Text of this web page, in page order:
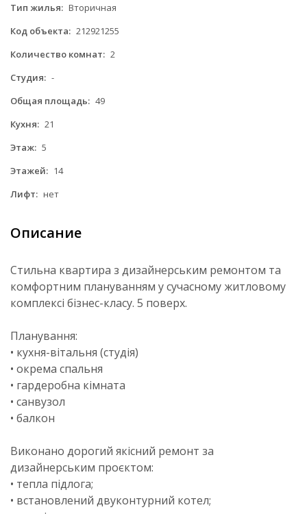
Тип жилья: Вторичная
Код объекта: 212921255
Количество комнат: 2
Студия: -
Общая площадь: 49
Кухня: 21
Этаж: 5
Этажей: 14
Лифт: нет
Описание
Стильна квартира з дизайнерським ремонтом та
комфортним плануванням у сучасному житловому
комплексі бізнес-класу. 5 поверх.
Планування:
• кухня-вітальня (студія)
• окрема спальня
• гардеробна кімната
• санвузол
• балкон
Виконано дорогий якісний ремонт за
дизайнерським проєктом:
• тепла підлога;
• встановлений двуконтурний котел;